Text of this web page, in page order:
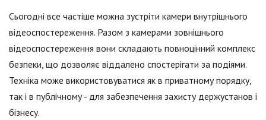
Сьогодні все частіше можна зустріти камери внутрішнього
відеоспостереження. Разом з камерами зовнішнього
відеоспостереження вони складають повноцінний комплекс
безпеки, що дозволяє віддалено спостерігати за подіями.
Техніка може використовуватися як в приватному порядку,
так і в публічному - для забезпечення захисту держустанов і
бізнесу.